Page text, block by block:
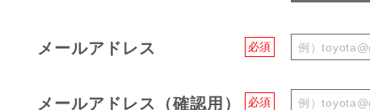
必須
メールアドレス
必須
メールアドレス（確認用）